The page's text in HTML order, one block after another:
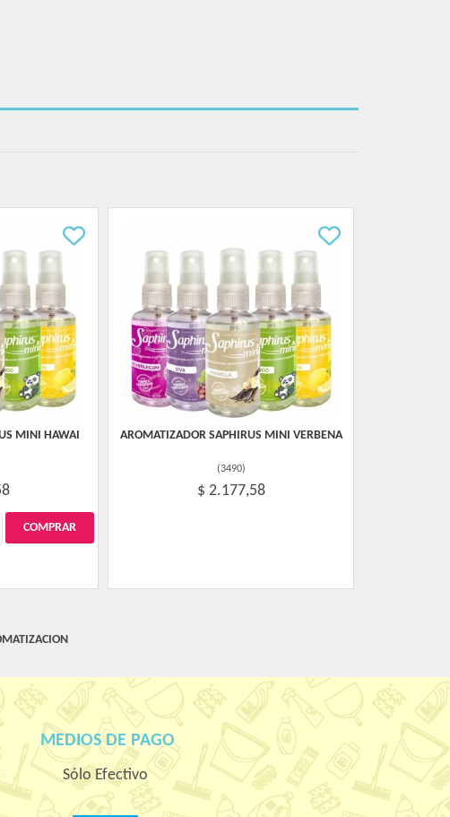
MINI HAWAI AROMATIZADOR SAPHIRUS MINI VERBENA
(3490)
$ 2.177,58
MEDIOS DE PAGO
Sólo Efectivo